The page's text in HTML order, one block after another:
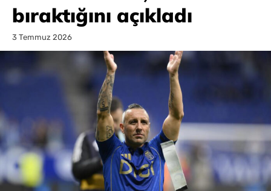
bıraktığını açıkladı
3 Temmuz 2026